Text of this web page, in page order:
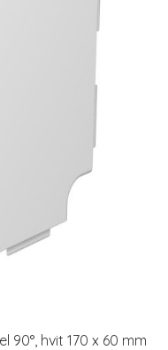
90°, hvit 170 x 60 mm